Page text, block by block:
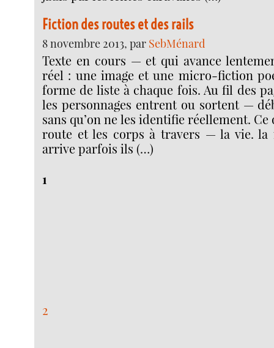
Fiction des routes et des rails
8 novembre 2013, par SebMénard
Texte en cours — et qui avance
réel : une image et une micro-fiction
forme de liste à chaque fois. Au fil des
les personnages entrent ou sortent —
sans qu’on ne les identifie réellement. Ce
route et les corps à travers — la vie. la
arrive parfois ils (…)
1
2